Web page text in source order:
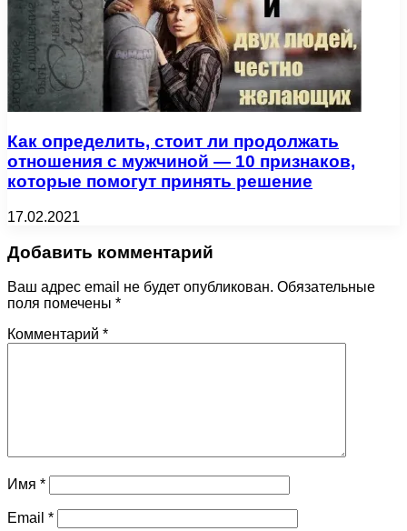
Как определить, стоит ли продолжать
отношения с мужчиной — 10 признаков,
которые помогут принять решение
17.02.2021
Добавить комментарий
Ваш адрес email не будет опубликован. Обязательные
поля помечены *
Комментарий *
Имя *
Email *